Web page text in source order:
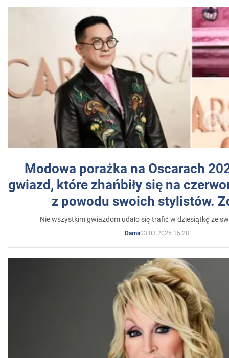
Modowa porażka na Oscarach
gwiazd, które zhańbiły się na
z powodu swoich stylistów.
Nie wszystkim gwiazdom udało się trafić w dziesiątkę ze
Dama03.03.2025 15:28